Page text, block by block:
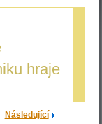
hraje
Následující